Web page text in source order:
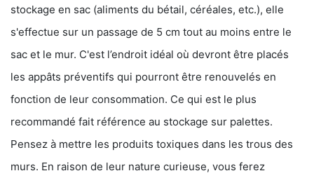
stockage en sac (aliments du bétail, céréales, etc.), elle
s'effectue sur un passage de 5 cm tout au moins entre le
sac et le mur. C'est l’endroit idéal où devront être placés
les appâts préventifs qui pourront être renouvelés en
fonction de leur consommation. Ce qui est le plus
recommandé fait référence au stockage sur palettes.
Pensez à mettre les produits toxiques dans les trous des
murs. En raison de leur nature curieuse, vous ferez